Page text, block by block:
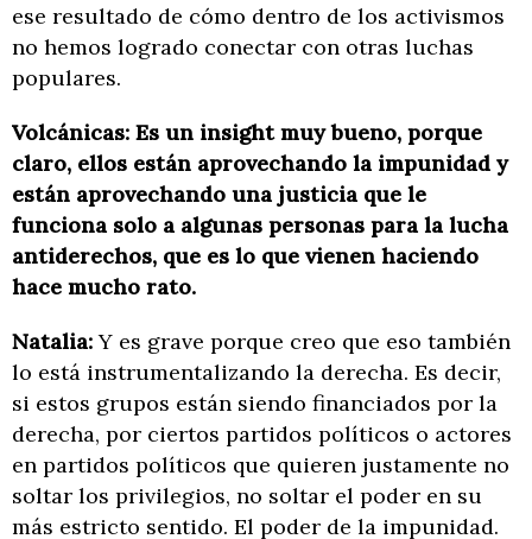
ese resultado de cómo dentro de los activismos
no hemos logrado conectar con otras luchas
populares.
Volcánicas: Es un insight muy bueno, porque
claro, ellos están aprovechando la impunidad y
están aprovechando una justicia que le
funciona solo a algunas personas para la lucha
antiderechos, que es lo que vienen haciendo
hace mucho rato.
Natalia:Y es grave porque creo que eso también
lo está instrumentalizando la derecha. Es decir,
si estos grupos están siendo financiados por la
derecha, por ciertos partidos políticos o actores
en partidos políticos que quieren justamente no
soltar los privilegios, no soltar el poder en su
más estricto sentido. El poder de la impunidad.